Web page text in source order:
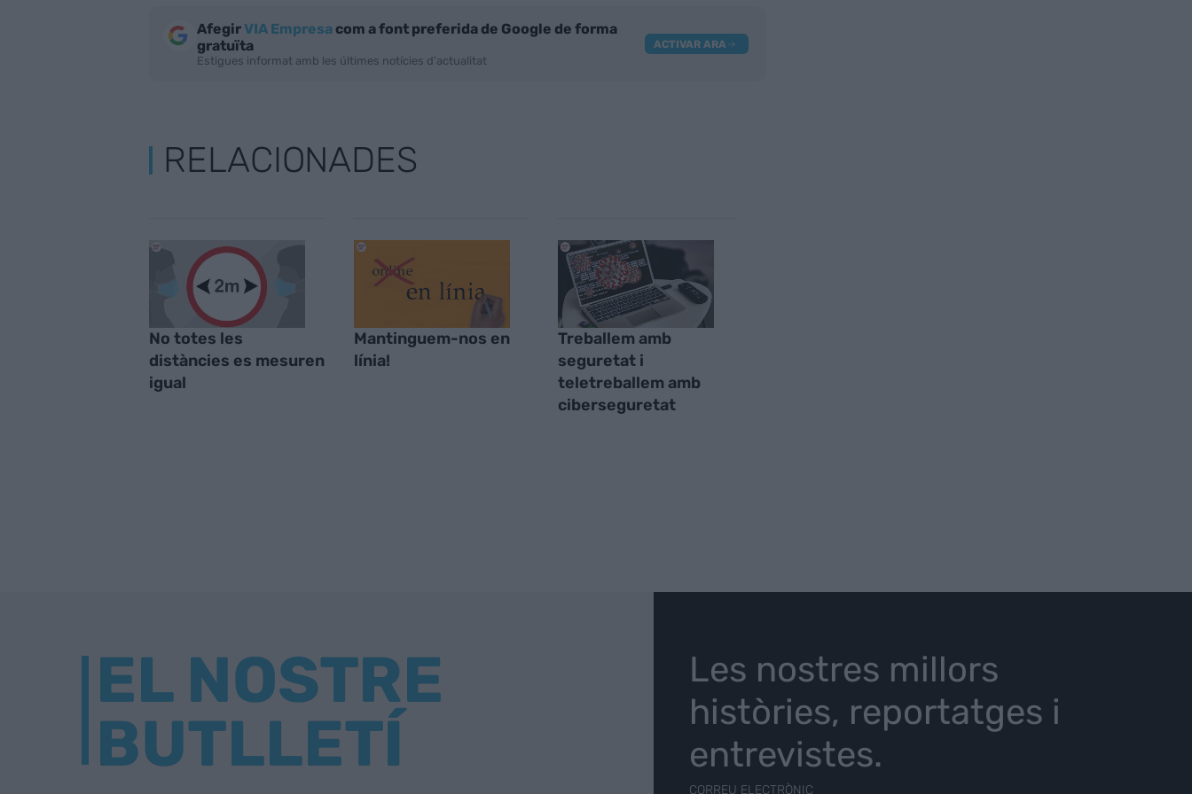
AfegirVIA Empresacom a font preferida de Google de forma
gratuïta
Estigues informat amb les últimes notícies d'actualitat
ACTIVAR ARA
RELACIONADES
No totes les
distàncies es mesuren
igual
Mantinguem-nos en
línia!
Treballem amb
seguretat i
teletreballem amb
ciberseguretat
EL NOSTRE
BUTLLETÍ
Les nostres millors
històries, reportatges i
entrevistes.
CORREU ELECTRÒNIC